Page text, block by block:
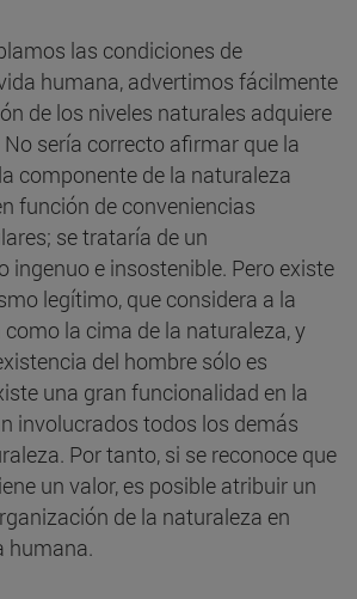
las condiciones de
humana, advertimos fácilmente
de los niveles naturales adquiere
sería correcto afirmar que la
componente de la naturaleza
función de conveniencias
se trataría de un
ingenuo e insostenible. Pero existe
legítimo, que considera a la
la cima de la naturaleza, y
del hombre sólo es
una gran funcionalidad en la
involucrados todos los demás
Por tanto, si se reconoce que
un valor, es posible atribuir un
de la naturaleza en
humana.